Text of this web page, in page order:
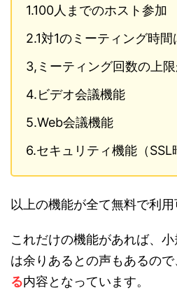
1.100人までのホスト参加
2.1対1のミーティング時間
3,ミーティング回数の上
4.ビデオ会議機能
5.Web会議機能
6.セキュリティ機能（SSL
以上の機能が全て無料で利用
これだけの機能があれば、
は余りあるとの声もあるの
る内容となっています。